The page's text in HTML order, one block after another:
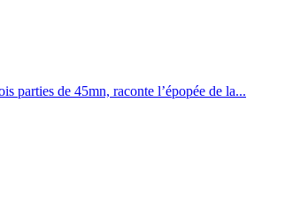
parties de 45mn, raconte l’épopée de la...